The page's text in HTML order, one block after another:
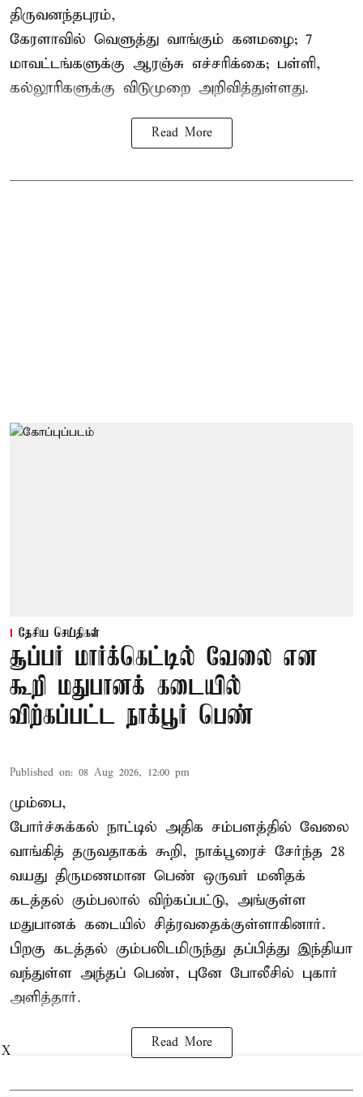
திருவனந்தபுரம்,
கேரளாவில் வெளுத்து வாங்கும் கனமழை; 7
மாவட்டங்களுக்கு ஆரஞ்சு எச்சரிக்கை; பள்ளி,
கல்லூரிகளுக்கு விடுமுறை அறிவித்துள்ளது.
Read More
தேசிய செய்திகள்
சூப்பர் மார்க்கெட்டில் வேலை என
கூறி மதுபானக் கடையில்
விற்கப்பட்ட நாக்பூர் பெண்
Published on: 08 Aug 2026, 12:00 pm
மும்பை,
போர்ச்சுக்கல் நாட்டில் அதிக சம்பளத்தில் வேலை
வாங்கித் தருவதாகக் கூறி, நாக்பூரைச் சேர்ந்த 28
வயது திருமணமான பெண் ஒருவர் மனிதக்
கடத்தல் கும்பலால் விற்கப்பட்டு, அங்குள்ள
மதுபானக் கடையில் சித்ரவதைக்குள்ளாகினார்.
பிறகு கடத்தல் கும்பலிடமிருந்து தப்பித்து இந்தியா
வந்துள்ள அந்தப் பெண், புனே போலீசில் புகார்
அளித்தார்.
Read More
X